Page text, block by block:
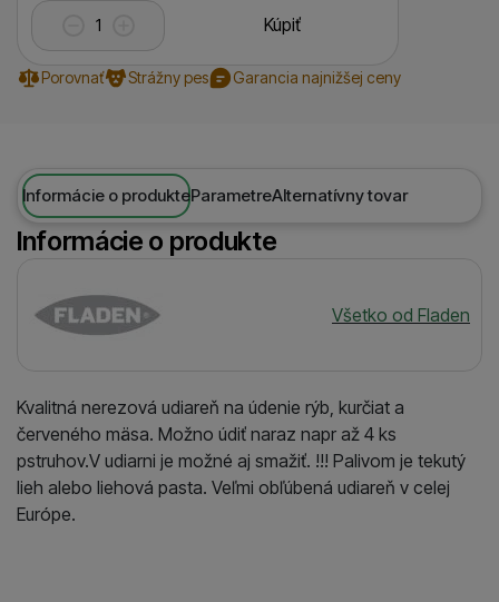
Kúpiť
Porovnať Strážny pes Garancia najnižšej ceny
Informácie o produkteParametreAlternatívny tovar
Informácie o produkte
Výrobca
Všetko od Fladen
Kvalitná nerezová udiareň na údenie rýb, kurčiat a
červeného mäsa. Možno údiť naraz napr až 4 ks
pstruhov.V udiarni je možné aj smažiť. !!! Palivom je tekutý
lieh alebo liehová pasta. Veľmi obľúbená udiareň v celej
Európe.